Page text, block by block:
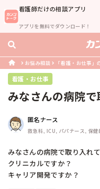
看護師だけの相談アプリ
アプリを無料でダウンロード！
お悩み相談 「看護・お仕事」
看護・お仕事
みなさんの病院
匿名ナース
救急科, ICU, パパナース, 保健
みなさんの病院で取り入れ
クリニカルですか？
キャリア開発ですか？